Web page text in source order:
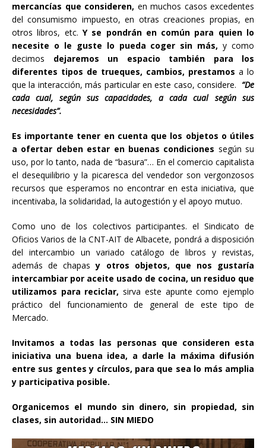
mercancías que consideren, en muchos casos excedentes
del consumismo impuesto, en otras creaciones propias, en
otros libros, etc. Y se pondrán en común para quien lo
necesite o le guste lo pueda coger sin más,y como
decimos dejaremos un espacio también para los
diferentes tipos de trueques, cambios, prestamos a lo
que la interacción, más particular en este caso, considere. “De
cada cual, según sus capacidades, a cada cual según sus
necesidades”.
Es importante tener en cuenta que los objetos o útiles
a ofertar deben estar en buenas condiciones según su
uso, por lo tanto, nada de “basura”… En el comercio capitalista
el desequilibrio y la picaresca del vendedor son vergonzosos
recursos que esperamos no encontrar en esta iniciativa, que
incentivaba, la solidaridad, la autogestión y el apoyo mutuo.
Como uno de los colectivos participantes. el Sindicato de
Oficios Varios de la CNT-AIT de Albacete, pondrá a disposición
del intercambio un variado catálogo de libros y revistas,
además de chapasy otros objetos, que nos gustaría
intercambiar por aceite usado de cocina, un residuo que
utilizamos para reciclar, sirva este apunte como ejemplo
práctico del funcionamiento de general de este tipo de
Mercado.
Invitamos a todas las personas que consideren esta
iniciativa una buena idea, a darle la máxima difusión
entre sus gentes y círculos, para que sea lo más amplia
y participativa posible.
Organicemos el mundo sin dinero, sin propiedad, sin
clases, sin autoridad… SIN MIEDO